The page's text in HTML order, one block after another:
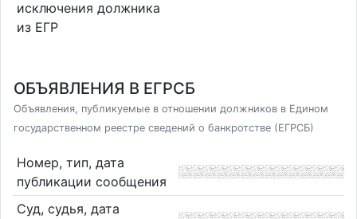
исключения должника
из ЕГР
ОБЪЯВЛЕНИЯ В ЕГРСБ
Объявления, публикуемые в отношении должников в Едином
государственном реестре сведений о банкротстве (ЕГРСБ)
Номер, тип, дата
публикации сообщения
Суд, судья, дата